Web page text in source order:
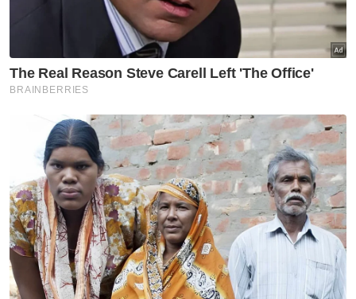
Baderulhisham (tengah) menunjukkan bungkusan mengandungi
dipercayai bunga ganja yang dirampas dalam pemeriksaan di